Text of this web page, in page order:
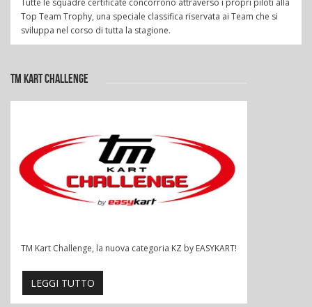
Tutte le squadre certificate concorrono attraverso i propri piloti alla
Top Team Trophy, una speciale classifica riservata ai Team che si
sviluppa nel corso di tutta la stagione.
TM KART CHALLENGE
TM Kart Challenge, la nuova categoria KZ by EASYKART!
LEGGI TUTTO